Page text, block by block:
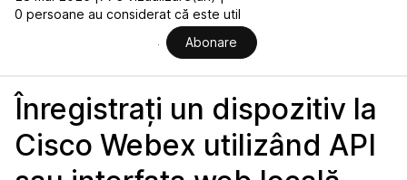
0 persoane au considerat că este util
Abonare
Înregistrați un dispozitiv la
Cisco Webex utilizând API